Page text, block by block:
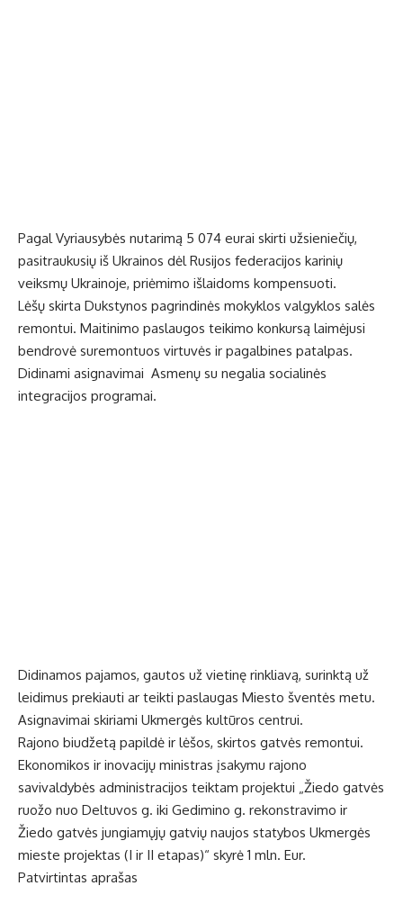
Pagal Vyriausybės nutarimą 5 074 eurai skirti užsieniečių,
pasitraukusių iš Ukrainos dėl Rusijos federacijos karinių
veiksmų Ukrainoje, priėmimo išlaidoms kompensuoti.
Lėšų skirta Dukstynos pagrindinės mokyklos valgyklos salės
remontui. Maitinimo paslaugos teikimo konkursą laimėjusi
bendrovė suremontuos virtuvės ir pagalbines patalpas.
Didinami asignavimai Asmenų su negalia socialinės
integracijos programai.
Didinamos pajamos, gautos už vietinę rinkliavą, surinktą už
leidimus prekiauti ar teikti paslaugas Miesto šventės metu.
Asignavimai skiriami Ukmergės kultūros centrui.
Rajono biudžetą papildė ir lėšos, skirtos gatvės remontui.
Ekonomikos ir inovacijų ministras įsakymu rajono
savivaldybės administracijos teiktam projektui „Žiedo gatvės
ruožo nuo Deltuvos g. iki Gedimino g. rekonstravimo ir
Žiedo gatvės jungiamųjų gatvių naujos statybos Ukmergės
mieste projektas (I ir II etapas)“ skyrė 1 mln. Eur.
Patvirtintas aprašas